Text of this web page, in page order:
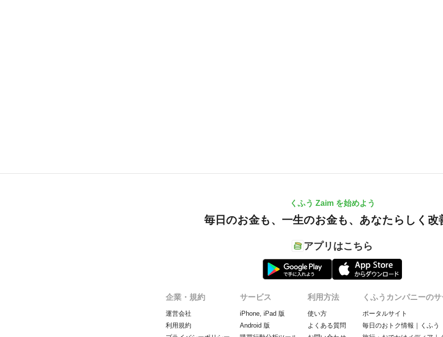
くふう Zaim を始めよう
毎日のお金も、 一生のお金も、 あなたらしく改
アプリはこちら
企業・規約
運営会社
利用規約
サービス
iPhone, iPad 版
Android 版
利用方法
使い方
よくある質問
くふうカンパニーのサ
ポータルサイト
毎日のおトク情報｜くふう